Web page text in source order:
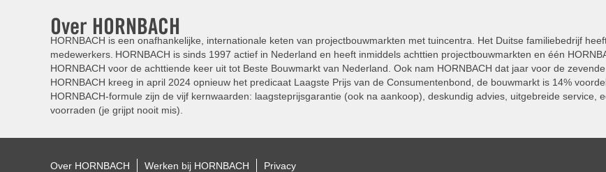
Over HORNBACH
HORNBACH is een onafhankelijke, internationale keten van projectbouwmarkten met tuincentra. Het Duitse familiebedrijf
medewerkers. HORNBACH is sinds 1997 actief in Nederland en heeft inmiddels achttien projectbouwmarkten en één
HORNBACH voor de achttiende keer uit tot Beste Bouwmarkt van Nederland. Ook nam HORNBACH dat jaar voor de
HORNBACH kreeg in april 2024 opnieuw het predicaat Laagste Prijs van de Consumentenbond, de bouwmarkt is 14%
HORNBACH-formule zijn de vijf kernwaarden: laagsteprijsgarantie (ook na aankoop), deskundig advies, uitgebreide service,
voorraden (je grijpt nooit mis).
Over HORNBACH Werken bij HORNBACH Privacy